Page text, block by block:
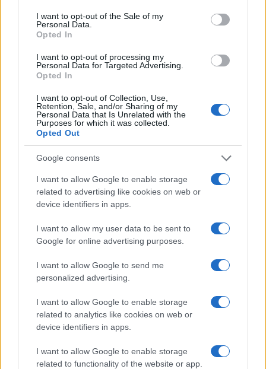
consent section.
I want to opt-out of the Sale of my
Personal Data.
Opted In
I want to opt-out of processing my
Personal Data for Targeted Advertising.
Opted In
I want to opt-out of Collection, Use,
Retention, Sale, and/or Sharing of my
Personal Data that Is Unrelated with the
Purposes for which it was collected.
Opted Out
Google consents
I want to allow Google to enable storage
related to advertising like cookies on web or
device identifiers in apps.
I want to allow my user data to be sent to
Google for online advertising purposes.
I want to allow Google to send me
personalized advertising.
I want to allow Google to enable storage
related to analytics like cookies on web or
device identifiers in apps.
I want to allow Google to enable storage
related to functionality of the website or app.
irodalomtörténész, műfordító
1923 Szalma Ferenc Liszt Ferenc-díjas operaénekes,
érdemes művész
1933 Tóth Sándor Munkácsy Mihály-díjas szobrászművész
1933 Philip Roth Pulitzer-díjas amerikai író
egyik szexszimbóluma, az első Bond-lány